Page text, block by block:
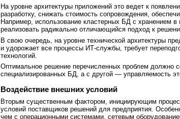
На уровне архитектуры приложений это ведет к
разработку, снижать стоимость сопровождения,
Например, использование кластерных БД с хранением
реализовать радикально отличающийся подход к
В свою очередь, на уровне технической архитектуры
и удорожает все процессы ИТ-службы, требует
технологий.
Оптимальное решение перечисленных проблем должно
специализированных БД, а с другой — управляемость
Воздействие внешних условий
Вторым существенным фактором, инициирующим
условий поставщиков решений для предприятия.
чем с операционными системами, сетевым